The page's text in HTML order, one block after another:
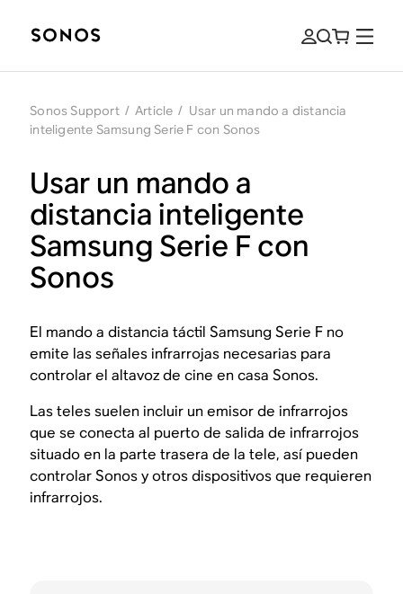
Sonos Support / Article / Usar un mando a distancia
inteligente Samsung Serie F con Sonos
Usar un mando a
distancia inteligente
Samsung Serie F con
Sonos
El mando a distancia táctil Samsung Serie F no
emite las señales infrarrojas necesarias para
controlar el altavoz de cine en casa Sonos.
Las teles suelen incluir un emisor de infrarrojos
que se conecta al puerto de salida de infrarrojos
situado en la parte trasera de la tele, así pueden
controlar Sonos y otros dispositivos que requieren
infrarrojos.